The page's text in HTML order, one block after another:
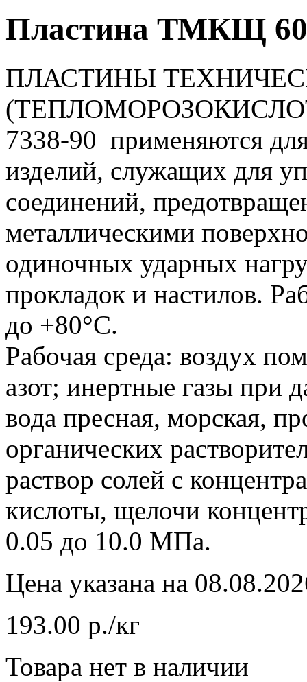
Пластина ТМКЩ 60
ПЛАСТИНЫ
7338-90 применяются
изделий, служащих для
соединений,
металлическими
одиночных ударных
прокладок и настилов.
до +80°С.
Рабочая среда: воздух
азот; инертные газы при
вода пресная, морская,
органических
раствор солей с
кислоты, щелочи
0.05 до 10.0 МПа.
Цена указана на
193.00 р./кг
Товара нет в наличии